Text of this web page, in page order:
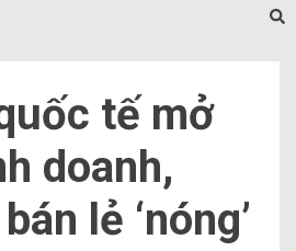
tế mở
doanh,
lẻ ‘nóng’